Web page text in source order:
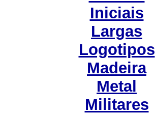
Iniciais
Largas
Logotipos
Madeira
Metal
Militares